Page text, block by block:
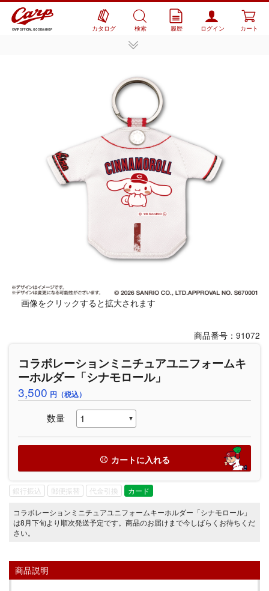
CARP OFFICIAL GOODS SHOP カタログ 検索 履歴 ログイン カート
画像をクリックすると拡大されます
商品番号：91072
コラボレーションミニチュアユニフォームキ
ーホルダー「シナモロール」
3,500 円（税込）
数量
カートに入れる
銀行振込 郵便振替 代金引換 カード
コラボレーションミニチュアユニフォームキーホルダー「シナモロール」
は8月下旬より順次発送予定です。商品のお届けまで今しばらくお待ちくだ
さい。
商品説明